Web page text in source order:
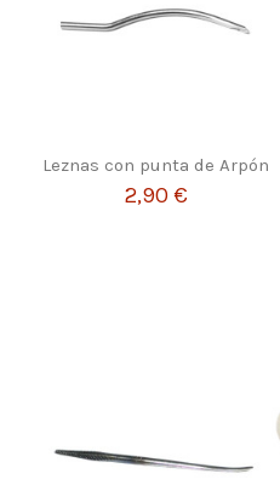
Leznas con punta de Arpón
2,90 €